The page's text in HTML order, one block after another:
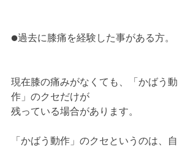
●過去に膝痛を経験した事がある方。
現在膝の痛みがなくても、「かばう動
作」のクセだけが
残っている場合があります。
「かばう動作」のクセというのは、自